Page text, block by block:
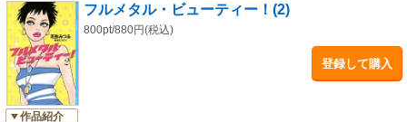
作品紹介
フルメタル・ビューティー！(2)
800pt/880円(税込)
登録して購入